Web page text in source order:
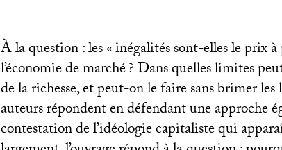
À la question : les «inégalités sont-elles le prix
l’économie de marché? Dans quelles limites
de la richesse, et peut-on le faire sans brimer
auteurs répondent en défendant une approche
contestation de l’idéologie capitaliste qui